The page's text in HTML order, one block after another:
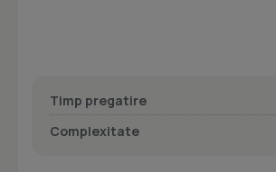
Timp pregatire
Complexitate